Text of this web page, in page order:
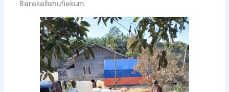
Barakallahufiekum.